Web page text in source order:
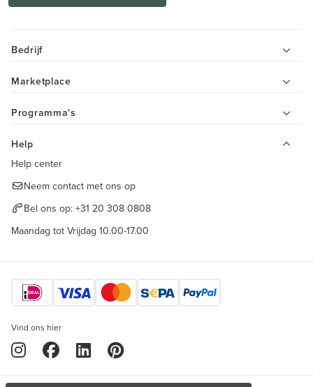
Bedrijf
Marketplace
Programma's
Help
Help center
Neem contact met ons op
Bel ons op: +31 20 308 0808
Maandag tot Vrijdag 10.00-17.00
Vind ons hier